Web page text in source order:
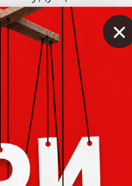
оказались
дыру.
Опубликовано
01.05.2026
Майданов
Алексей
Манько, Анна
Егоров
,Игорь Леонов
Михаил Пальшин,
Джалалян
Ольга Иванова
Станислав Маркеев
Добавить комментарий
Мы используем куки,
×